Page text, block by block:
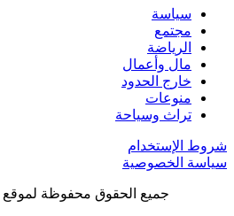
سياسة
مجتمع
الرياضة
مال وأعمال
خارج الحدود
منوعات
تراث وسياحة
شروط الإستخدام
سياسة الخصوصية
جميع الحقوق محفوظة لموقع